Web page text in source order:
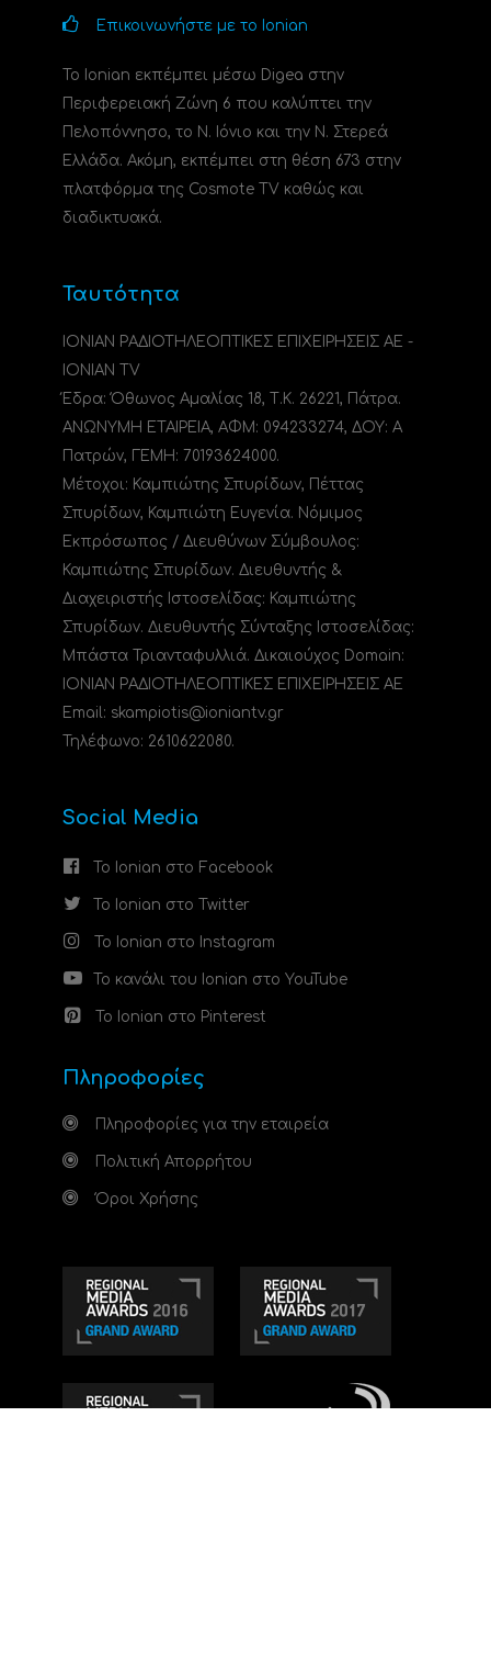
Επικοινωνήστε με το Ionian
Το Ionian εκπέμπει μέσω Digea στην
Περιφερειακή Ζώνη 6 που καλύπτει την
Πελοπόννησο, το N. Ιόνιο και την Ν. Στερεά
Ελλάδα. Ακόμη, εκπέμπει στη θέση 673 στην
πλατφόρμα της Cosmote TV καθώς και
διαδικτυακά.
Ταυτότητα
ΙΟΝΙΑΝ ΡΑΔΙΟΤΗΛΕΟΠΤΙΚΕΣ ΕΠΙΧΕΙΡΗΣΕΙΣ ΑΕ -
IONIAN TV
Έδρα: Όθωνος Αμαλίας 18, Τ.Κ. 26221, Πάτρα.
ΑΝΩΝΥΜΗ ΕΤΑΙΡΕΙΑ, ΑΦΜ: 094233274, ΔΟΥ: A
Πατρών, ΓΕΜΗ: 70193624000.
Μέτοχοι: Καμπιώτης Σπυρίδων, Πέττας
Σπυρίδων, Καμπιώτη Ευγενία. Νόμιμος
Εκπρόσωπος / Διευθύνων Σύμβουλος:
Καμπιώτης Σπυρίδων. Διευθυντής &
Διαχειριστής Ιστοσελίδας: Καμπιώτης
Σπυρίδων. Διευθυντής Σύνταξης Ιστοσελίδας:
Μπάστα Τριανταφυλλιά. Δικαιούχος Domain:
ΙΟΝΙΑΝ ΡΑΔΙΟΤΗΛΕΟΠΤΙΚΕΣ ΕΠΙΧΕΙΡΗΣΕΙΣ ΑΕ
Email: skampiotis@ioniantv.gr
Τηλέφωνο: 2610622080.
Social Media
Το Ionian στο Facebook
Το Ionian στο Twitter
Το Ionian στο Instagram
Το κανάλι του Ionian στο YouTube
Το Ionian στο Pinterest
Πληροφορίες
Πληροφορίες για την εταιρεία
Πολιτική Απορρήτου
Όροι Χρήσης